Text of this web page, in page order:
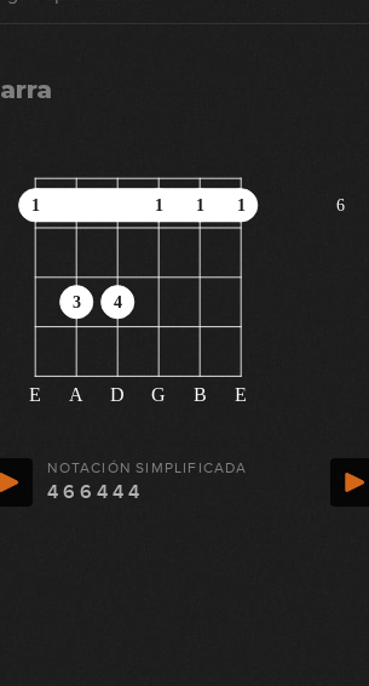
E A D G B E
1 1 1 1
3 4
NOTACIÓN SIMPLIFICADA
4 6 6 4 4 4
6